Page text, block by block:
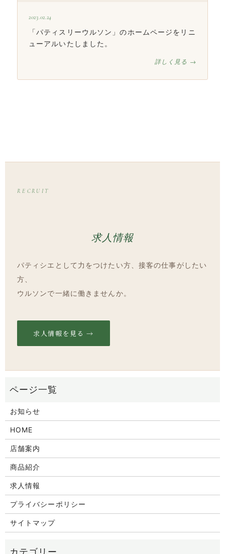
2023.02.24
「パティスリーウルソン」のホームページをリニ
ューアルいたしました。
詳しく見る →
RECRUIT
求人情報
パティシエとして力をつけたい方、接客の仕事がしたい
方、
ウルソンで一緒に働きませんか。
求人情報を見る →
お知らせ
HOME
店舗案内
商品紹介
求人情報
プライバシーポリシー
サイトマップ